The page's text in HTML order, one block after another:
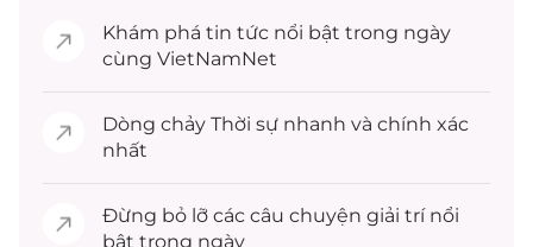
Khám phá tin tức nổi bật trong ngày
cùng VietNamNet
Dòng chảy Thời sự nhanh và chính xác
nhất
Đừng bỏ lỡ các câu chuyện giải trínổi
bật trong ngày